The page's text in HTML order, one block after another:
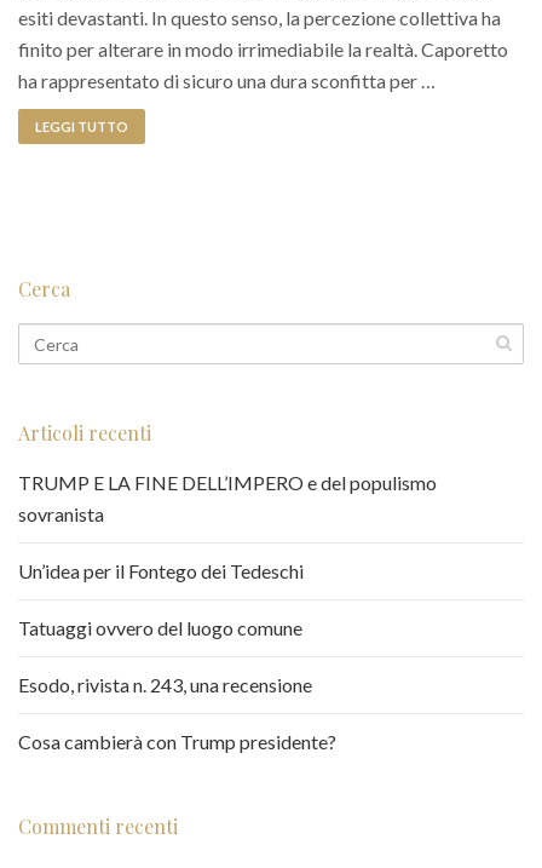
esiti devastanti. In questo senso, la percezione collettiva ha
finito per alterare in modo irrimediabile la realtà. Caporetto
ha rappresentato di sicuro una dura sconfitta per …
LEGGI TUTTO
Cerca
Articoli recenti
TRUMP E LA FINE DELL’IMPERO e del populismo
sovranista
Un’idea per il Fontego dei Tedeschi
Tatuaggi ovvero del luogo comune
Esodo, rivista n. 243, una recensione
Cosa cambierà con Trump presidente?
Commenti recenti